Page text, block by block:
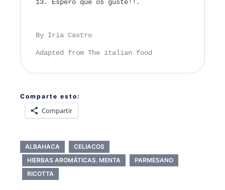
Espero que os guste!!.
By Iria Castro
Adapted from The italian food
Comparte esto:
Compartir
ALBAHACA
CELIACOS
HIERBAS AROMÁTICAS. MENTA
PARMESANO
RICOTTA